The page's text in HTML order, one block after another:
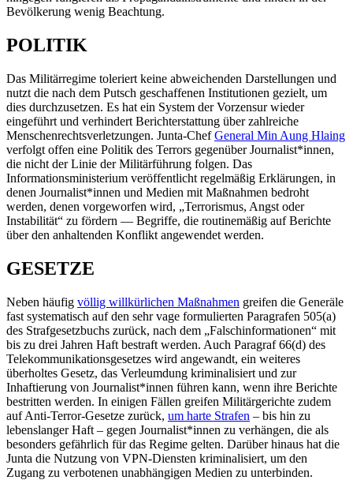
Bevölkerung wenig Beachtung.
POLITIK
Das Militärregime toleriert keine abweichenden Darstellungen und
nutzt die nach dem Putsch geschaffenen Institutionen gezielt, um
dies durchzusetzen. Es hat ein System der Vorzensur wieder
eingeführt und verhindert Berichterstattung über zahlreiche
Menschenrechtsverletzungen. Junta-ChefGeneral Min Aung Hlaing
verfolgt offen eine Politik des Terrors gegenüber Journalist*innen,
die nicht der Linie der Militärführung folgen. Das
Informationsministerium veröffentlicht regelmäßig Erklärungen, in
denen Journalist*innen und Medien mit Maßnahmen bedroht
werden, denen vorgeworfen wird, „Terrorismus, Angst oder
Instabilität“ zu fördern — Begriffe, die routinemäßig auf Berichte
über den anhaltenden Konflikt angewendet werden.
GESETZE
Neben häufig völlig willkürlichen Maßnahmen greifen die Generäle
fast systematisch auf den sehr vage formulierten Paragrafen 505(a)
des Strafgesetzbuchs zurück, nach dem „Falschinformationen“ mit
bis zu drei Jahren Haft bestraft werden. Auch Paragraf 66(d) des
Telekommunikationsgesetzes wird angewandt, ein weiteres
überholtes Gesetz, das Verleumdung kriminalisiert und zur
Inhaftierung von Journalist*innen führen kann, wenn ihre Berichte
bestritten werden. In einigen Fällen greifen Militärgerichte zudem
auf Anti-Terror-Gesetze zurück, um harte Strafen – bis hin zu
lebenslanger Haft – gegen Journalist*innen zu verhängen, die als
besonders gefährlich für das Regime gelten. Darüber hinaus hat die
Junta die Nutzung von VPN-Diensten kriminalisiert, um den
Zugang zu verbotenen unabhängigen Medien zu unterbinden.